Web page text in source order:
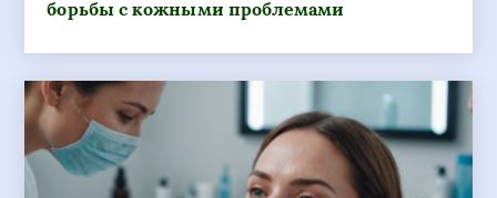
борьбы с кожными проблемами